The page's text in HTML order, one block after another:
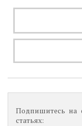
Подпишитесь на
статьях: